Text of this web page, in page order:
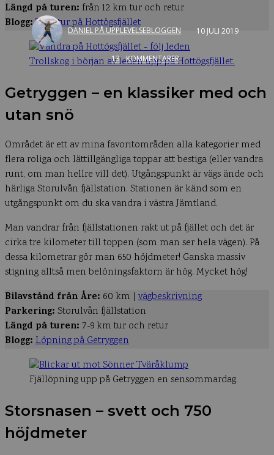
DANIEL PÅ UPPLEVELSEBLOGGEN 10 JULI 2019
13 KOMMENTARER
Längd på turen: från 12 km tur och retur
Blogg:Topptur på Hottögsfjället
Trollskog i början av leden upp på Hottögsfjället.
Getryggen – en klassiker med och
utan snö
Området är ett av mina favoritområden alla kategorier med
flera roliga och lättillgängliga toppar att bestiga (eller vandra
runt, om man hellre vill det). Utgångspunkt är vägs ände och
härliga Storulvån fjällstation. Stationen är känd som en
utgångspunkt om du ska vandra i västra Jämtland.
Man vandrar från fjällstationen rakt ut på fjället och det är
cirka tre kilometer till toppen (som man ser hela vägen). På
dessa kilometrar gör man 650 höjdmeter! Ganska massiv
stigning alltså men belöningsfaktorn är hög. Mycket hög!
Bilavstånd från Åre: 60 km | vägbeskrivning
Parkering: Storulvån fjällstation
Längd på turen: 7-9 km tur och retur
Blogg: Löpning på Getryggen
Fjällöpning upp på Getryggen en sensommardag.
Storsnasen – svett och 750
höjdmeter